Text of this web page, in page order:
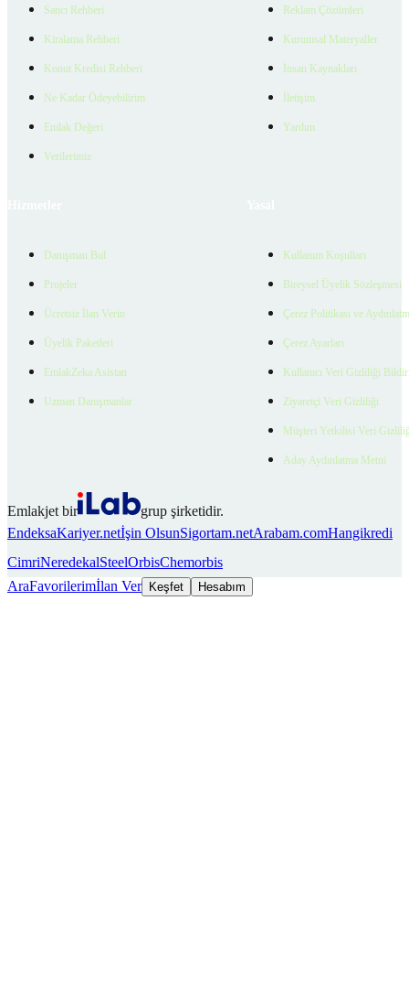
Satıcı Rehberi
Kiralama Rehberi
Konut Kredisi Rehberi
Ne Kadar Ödeyebilirim
Emlak Değeri
Verilerimiz
Reklam Çözümleri
Kurumsal Materyaller
İnsan Kaynakları
İletişim
Yardım
Danışman Bul
Projeler
Ücretsiz İlan Verin
Üyelik Paketleri
EmlakZeka Asistan
Uzman Danışmanlar
Kullanım Koşulları
Bireysel Üyelik Sözleşmesi
Çerez Politikası ve
Çerez Ayarları
Kullanıcı Veri Gizliliği
Ziyaretçi Veri Gizliliği
Müşteri Yetkilisi Veri
Aday Aydınlatma Metni
Emlakjet bir
grup şirketidir.
EndeksaKariyer.netİşin OlsunSigortam.netArabam.comHangikredi
CimriNeredekalSteelOrbisChemorbis
AraFavorilerimİlan Ver Keşfet Hesabım